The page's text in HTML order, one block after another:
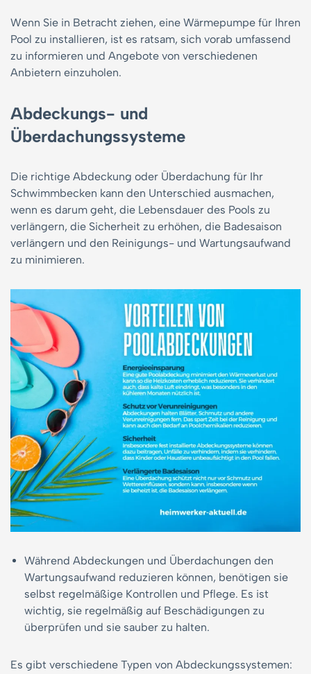
Wenn Sie in Betracht ziehen, eine Wärmepumpe für Ihren
Pool zu installieren, ist es ratsam, sich vorab umfassend
zu informieren und Angebote von verschiedenen
Anbietern einzuholen.
Abdeckungs- und
Überdachungssysteme
Die richtige Abdeckung oder Überdachung für Ihr
Schwimmbecken kann den Unterschied ausmachen,
wenn es darum geht, die Lebensdauer des Pools zu
verlängern, die Sicherheit zu erhöhen, die Badesaison
verlängern und den Reinigungs- und Wartungsaufwand
zu minimieren.
Während Abdeckungen und Überdachungen den
Wartungsaufwand reduzieren können, benötigen sie
selbst regelmäßige Kontrollen und Pflege. Es ist
wichtig, sie regelmäßig auf Beschädigungen zu
überprüfen und sie sauber zu halten.
Es gibt verschiedene Typen von Abdeckungssystemen: